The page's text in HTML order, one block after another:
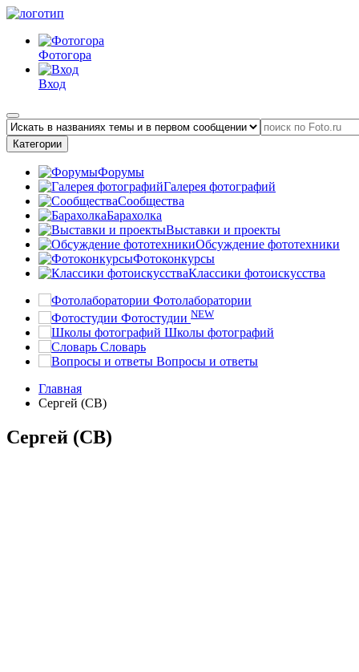
Фотогора
Вход
Категории
Форумы
Галерея фотографий
Сообщества
Барахолка
Выставки и проекты
Обсуждение фототехники
Фотоконкурсы
Классики фотоискусства
Фотолаборатории
Фотостудии NEW
Школы фотографий
Словарь
Вопросы и ответы
Главная
Сергей (СВ)
Сергей (СВ)